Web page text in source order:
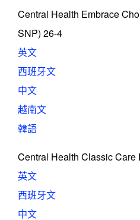
Central Health Embrace
SNP) 26-4
英文
西班牙文
中文
越南文
韓語
Central Health Classic Care
英文
西班牙文
中文